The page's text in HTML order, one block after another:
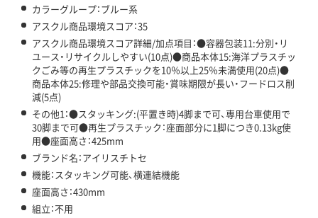
カラーグループ：ブルー系
アスクル商品環境スコア：35
アスクル商品環境スコア詳細/加点項目：●容器包装11:分別・リ
ユース・リサイクルしやすい(10点)●商品本体15:海洋プラスチッ
クごみ等の再生プラスチックを10％以上25％未満使用(20点)●
商品本体25:修理や部品交換可能・賞味期限が長い・フードロス削
減(5点)
その他1：●スタッキング:(平置き時)4脚まで可、専用台車使用で
30脚まで可●再生プラスチック：座面部分に1脚につき0.13kg使
用●座面高さ：425mm
ブランド名：アイリスチトセ
機能：スタッキング可能、横連結機能
座面高さ：430mm
組立：不用